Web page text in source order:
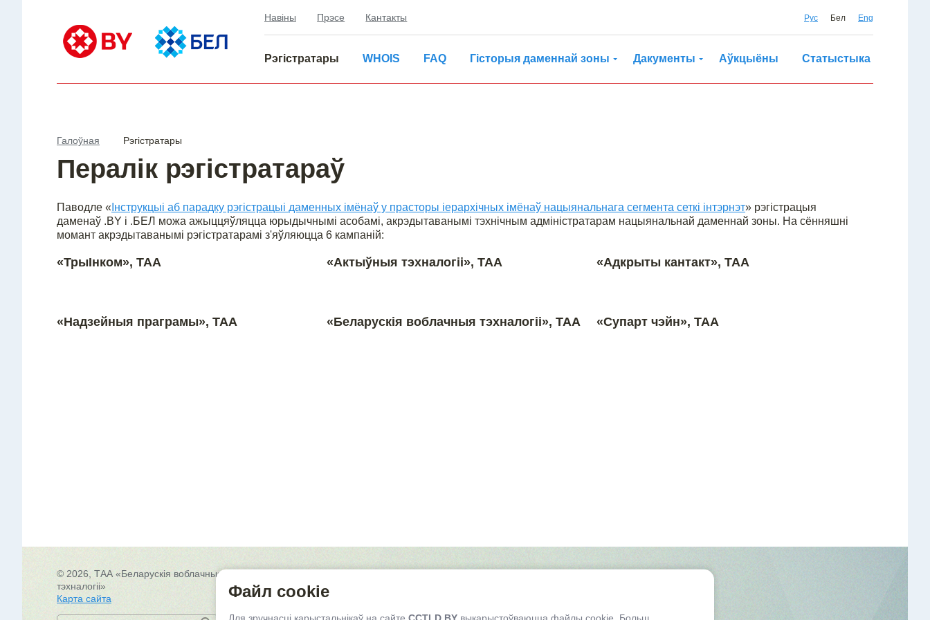
Навіны Прэсе Кантакты Рус Бел Eng
Рэгістратары WHOIS FAQ Гісторыя даменнай зоны Дакументы Аўкцыёны Статыстыка
Галоўная Рэгістратары
Пералік рэгістратараў
Паводле « Інструкцыі аб парадку рэгістрацыі даменных імёнаў у прасторы іерархічных імёнаў нацыянальнага сегмента сеткі інтэрнэт» рэгістрацыя
даменаў .BY і .БЕЛ можа ажыццяўляцца юрыдычнымі асобамі, акрэдытаванымі тэхнічным адміністратарам нацыянальнай даменнай зоны. На сённяшні
момант акрэдытаванымі рэгістратарамі з'яўляюцца 6 кампаній:
«ТрыIнком», ТАА «Актыўныя тэхналогіі», ТАА «Адкрыты кантакт», ТАА
«Надзейныя праграмы», ТАА «Беларускія воблачныя тэхналогіі», ТАА «Супарт чэйн», ТАА
© 2026, ТАА «Беларускія воблачныя
тэхналогіі»
Карта сайта
г.Мінск, вул. К. Цэткін, 24, пам.602
Файл cookie
Для зручнасці карыстальнікаў на сайте CCTLD.BY выкарыстоўваюцца файлы cookie. Больш